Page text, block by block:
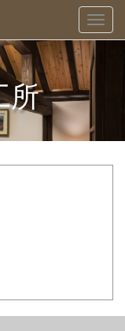
メ
ニ
所